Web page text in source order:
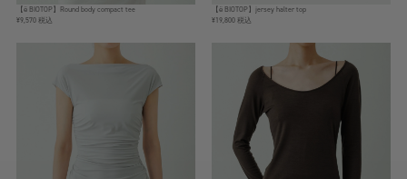
【ё BIOTOP】Round body compact tee
¥9,570 税込
【ё BIOTOP】jersey halter top
¥19,800 税込